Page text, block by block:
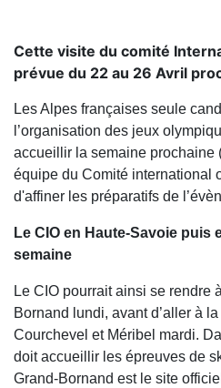
Cette visite du comité
prévue du 22 au 26 Avril
Les Alpes françaises seule
l’organisation des jeux
accueillir la semaine prochaine
équipe du Comité international
d'affiner les préparatifs de
Le CIO en Haute-Savoie puis
semaine
Le CIO pourrait ainsi se rendre
Bornand lundi, avant d’aller à
Courchevel et Méribel mardi.
doit accueillir les épreuves de
Grand-Bornand est le site